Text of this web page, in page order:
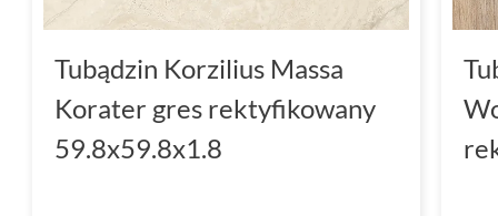
Tubądzin Korzilius Massa
Korater gres rektyfikowany
59.8x59.8x1.8